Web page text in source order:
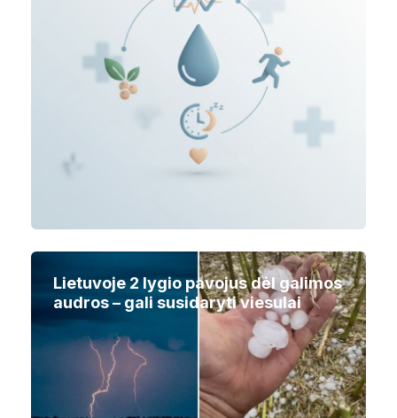
Lietuvoje 2 lygio pavojus dėl galimos
audros – gali susidaryti viesulai